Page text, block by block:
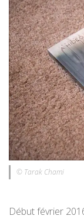
© Tarak Chami
Début février